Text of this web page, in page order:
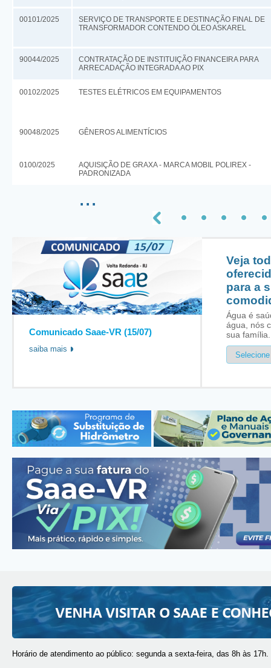
00101/2025
SERVIÇO DE TRANSPORTE E DESTINAÇÃO FINAL DE
TRANSFORMADOR CONTENDO ÓLEO ASKAREL
90044/2025
CONTRATAÇÃO DE INSTITUIÇÃO FINANCEIRA PARA
ARRECADAÇÃO INTEGRADA AO PIX
00102/2025 TESTES ELÉTRICOS EM EQUIPAMENTOS
90048/2025 GÊNEROS ALIMENTÍCIOS
0100/2025
AQUISIÇÃO DE GRAXA - MARCA MOBIL POLIREX -
PADRONIZADA
...
Comunicado Saae-VR (15/07)
saiba mais
Veja
para a
Água é
água, nós
sua família.
Horário de atendimento ao público: segunda a sexta-feira, das 8h às 17h.